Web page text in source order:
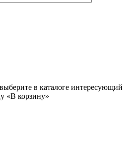
в каталоге интересующий
«В корзину»